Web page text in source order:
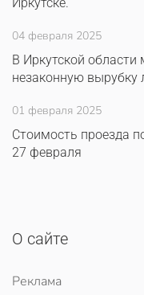
04 февраля 2025
В Иркутской области
незаконную вырубку
01 февраля 2025
Стоимость проезда
27 февраля
О сайте
Реклама